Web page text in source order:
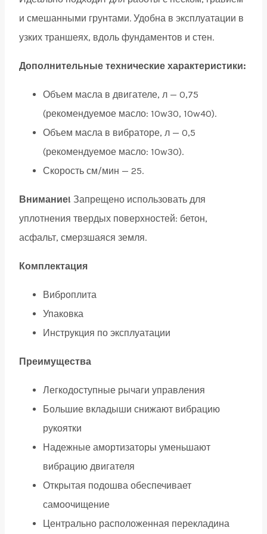
quantity
и смешанными грунтами. Удобна в эксплуатации в
узких траншеях, вдоль фундаментов и стен.
Дополнительные технические характеристики:
Объем масла в двигателе, л — 0,75
(рекомендуемое масло: 10w30, 10w40).
Объем масла в вибраторе, л — 0,5
(рекомендуемое масло: 10w30).
Скорость см/мин — 25.
Внимание! Запрещено использовать для
уплотнения твердых поверхностей: бетон,
асфальт, смерзшаяся земля.
Комплектация
Виброплита
Упаковка
Инструкция по эксплуатации
Преимущества
Легкодоступные рычаги управления
Большие вкладыши снижают вибрацию
рукоятки
Надежные амортизаторы уменьшают
вибрацию двигателя
Открытая подошва обеспечивает
самоочищение
Центрально расположенная перекладина